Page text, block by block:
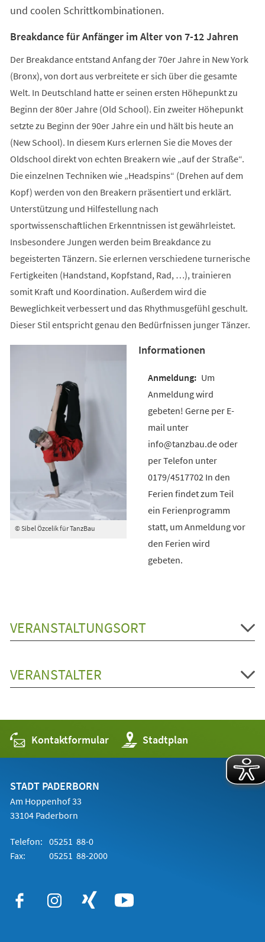
und coolen Schrittkombinationen.
Breakdance für Anfänger im Alter von 7-12 Jahren
Der Breakdance entstand Anfang der 70er Jahre in New York
(Bronx), von dort aus verbreitete er sich über die gesamte
Welt. In Deutschland hatte er seinen ersten Höhepunkt zu
Beginn der 80er Jahre (Old School). Ein zweiter Höhepunkt
setzte zu Beginn der 90er Jahre ein und hält bis heute an
(New School). In diesem Kurs erlernen Sie die Moves der
Oldschool direkt von echten Breakern wie „auf der Straße“.
Die einzelnen Techniken wie „Headspins“ (Drehen auf dem
Kopf) werden von den Breakern präsentiert und erklärt.
Unterstützung und Hilfestellung nach
sportwissenschaftlichen Erkenntnissen ist gewährleistet.
Insbesondere Jungen werden beim Breakdance zu
begeisterten Tänzern. Sie erlernen verschiedene turnerische
Fertigkeiten (Handstand, Kopfstand, Rad, …), trainieren
somit Kraft und Koordination. Außerdem wird die
Beweglichkeit verbessert und das Rhythmusgefühl geschult.
Dieser Stil entspricht genau den Bedürfnissen junger Tänzer.
© Sibel Özcelik für TanzBau
Informationen
Um
Anmeldung wird
gebeten! Gerne per E-
mail unter
info@tanzbau.de oder
per Telefon unter
0179/4517702 In den
Ferien findet zum Teil
ein Ferienprogramm
statt, um Anmeldung vor
den Ferien wird
gebeten.
VERANSTALTUNGSORT
VERANSTALTER
Kontaktformular Stadtplan
(Öffnet
in
einem
STADT PADERBORN
Am Hoppenhof 33
33104 Paderborn
Telefon: 05251 88-0
Fax:
05251 88-2000